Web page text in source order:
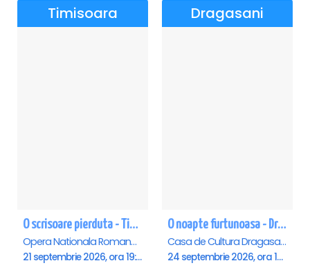
Timisoara
O scrisoare pierduta - Timisoara
Opera Nationala Romana , Timisoara
21 septembrie 2026, ora 19:00
Dragasani
O noapte furtunoasa - Dragasani
Casa de Cultura Dragasani, Dragasani
24 septembrie 2026, ora 19:00